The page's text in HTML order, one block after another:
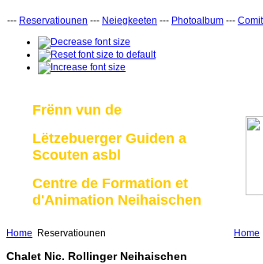
--- Reservatiounen --- Neiegkeeten --- Photoalbum ---
Frënn vun de
Lëtzebuerger Guiden a
Scouten asbl
Centre de Formation et
d'Animation Neihaischen
Home Reservatiounen
Chalet Nic. Rollinger Neihaischen
Home